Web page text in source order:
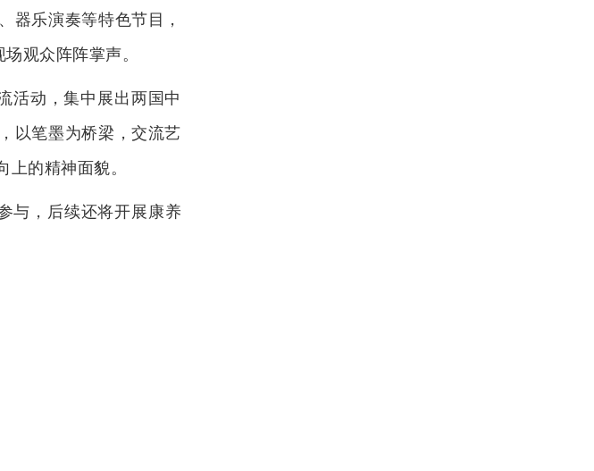
器乐演奏等特色节目，
观众阵阵掌声。
活动，集中展出两国中
以笔墨为桥梁，交流艺
的精神面貌。
与，后续还将开展康养